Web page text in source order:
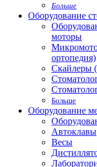
Больше
Оборудование
моторы
ортопедия)
Скайлеры
Больше
Оборудование
Автоклавы
Весы